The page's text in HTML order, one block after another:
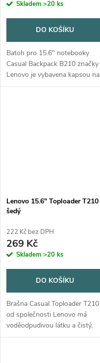
Skladem >20 ks
DO KOŠÍKU
Batoh pro 15.6" notebooky
Casual Backpack B210 značky
Lenovo je vybavena kapsou na
notebooky s úhlopříčkou 15,6
Lenovo 15.6" Toploader T210
šedý
222 Kč bez DPH
269 Kč
Skladem >20 ks
DO KOŠÍKU
Brašna Casual Toploader T210
od společnosti Lenovo má
voděodpudivou látku a čistý,
zjednodušený design, aby tak